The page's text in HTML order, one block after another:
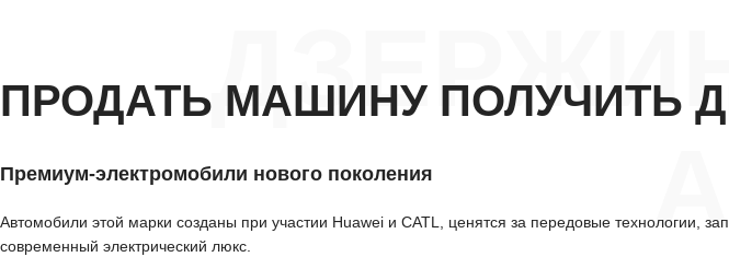
ПРОДАТЬ МАШИНУ ПОЛУЧИТЬ
Премиум-электромобили нового поколения
Автомобили этой марки созданы при участии Huawei и CATL, ценятся за передовые технологии,
современный электрический люкс.